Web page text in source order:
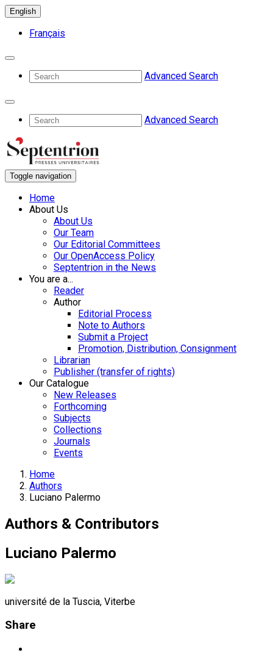
English
Français
Advanced Search
Advanced Search
Toggle navigation
Home
About Us
About Us
Our Team
Our Editorial Committees
Our OpenAccess Policy
Septentrion in the News
You are a...
Reader
Author
Editorial Process
Note to Authors
Submit a Project
Promotion, Distribution, Consignment
Librarian
Publisher (transfer of rights)
Our Catalogue
New Releases
Forthcoming
Subjects
Collections
Journals
Events
Home
Authors
Luciano Palermo
Authors & Contributors
Luciano Palermo
université de la Tuscia, Viterbe
Share